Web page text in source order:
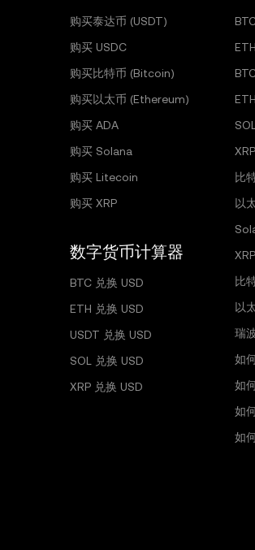
购买泰达币 (USDT)
购买 USDC
购买比特币 (Bitcoin)
购买以太币 (Ethereum)
购买 ADA
购买 Solana
购买 Litecoin
购买 XRP
数字货币计算器
BTC 兑换 USD
ETH 兑换 USD
USDT 兑换 USD
SOL 兑换 USD
XRP 兑换 USD
比
以
比
以
瑞
如
如
如
如